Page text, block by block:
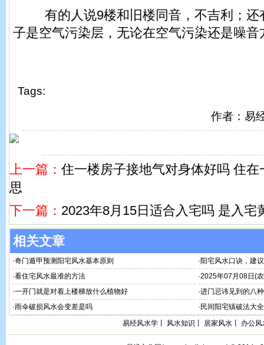
有的人说9楼和旧楼同音，不吉利；还
子是空气污染层，无论在空气污染还是噪
Tags:
作者：易
上一篇： 住一楼房子接地气对身体好吗 住
思
下一篇： 2023年8月15日适合入宅吗 是入宅
相关文章
·奇门遁甲预测阳宅风水基本原则 ·阳宅风水口诀，建
·看住宅风水最准的方法 ·2025年07月08日(
·一开门就是对着上楼梯放什么植物好 ·进门忌讳见到的八
·雨伞破损风水会变差是吗 · 民间阳宅镇破法大
易经风水学
风水知识 居家风水 办公风